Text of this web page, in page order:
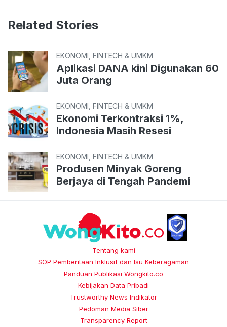
Related Stories
EKONOMI, FINTECH & UMKM
Aplikasi DANA kini Digunakan 60
Juta Orang
EKONOMI, FINTECH & UMKM
Ekonomi Terkontraksi 1%,
Indonesia Masih Resesi
EKONOMI, FINTECH & UMKM
Produsen Minyak Goreng
Berjaya di Tengah Pandemi
Tentang kami
SOP Pemberitaan Inklusif dan Isu Keberagaman
Panduan Publikasi Wongkito.co
Kebijakan Data Pribadi
Trustworthy News Indikator
Pedoman Media Siber
Transparency Report